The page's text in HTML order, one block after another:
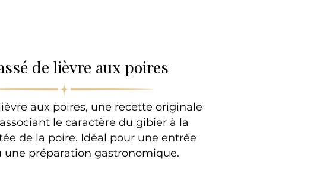
de lièvre aux poires
aux poires, une recette originale
le caractère du gibier à la
de la poire. Idéal pour une entrée
une préparation gastronomique.